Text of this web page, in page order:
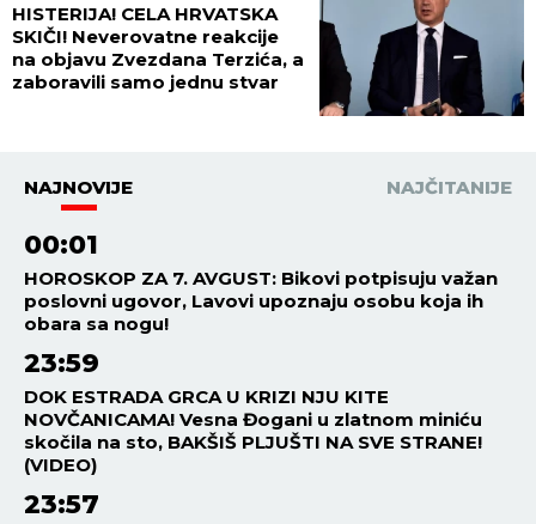
HISTERIJA! CELA HRVATSKA
SKIČI! Neverovatne reakcije
na objavu Zvezdana Terzića, a
zaboravili samo jednu stvar
NAJNOVIJE NAJČITANIJE
00:01
HOROSKOP ZA 7. AVGUST: Bikovi potpisuju važan
poslovni ugovor, Lavovi upoznaju osobu koja ih
obara sa nogu!
23:59
DOK ESTRADA GRCA U KRIZI NJU KITE
NOVČANICAMA! Vesna Đogani u zlatnom miniću
skočila na sto, BAKŠIŠ PLJUŠTI NA SVE STRANE!
(VIDEO)
23:57